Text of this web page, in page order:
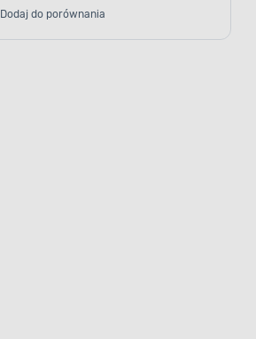
Dodaj do porównania